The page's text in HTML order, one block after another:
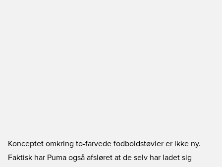
Konceptet omkring to-farvede fodboldstøvler er ikke ny.
Faktisk har Puma også afsløret at de selv har ladet sig